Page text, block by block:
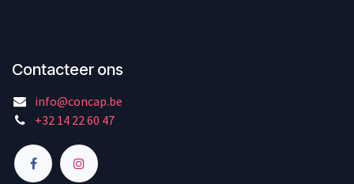
Contacteer ons
info@concap.be
+32 14 22 60 47